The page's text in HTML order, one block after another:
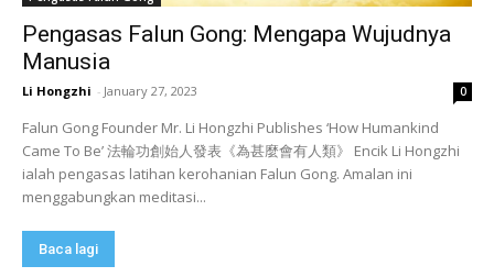
Pengasas Falun Gong: Mengapa Wujudnya
Manusia
Li Hongzhi - January 27, 2023 0
Falun Gong Founder Mr. Li Hongzhi Publishes ‘How Humankind
Came To Be’ 法輪功創始人發表《為甚麼會有人類》 Encik Li Hongzhi
ialah pengasas latihan kerohanian Falun Gong. Amalan ini
menggabungkan meditasi...
Baca lagi